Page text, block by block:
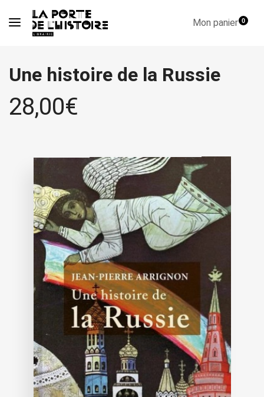
Mon panier0
Une histoire de la Russie
28,00€